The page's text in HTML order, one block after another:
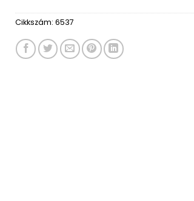
Cikkszám: 6537